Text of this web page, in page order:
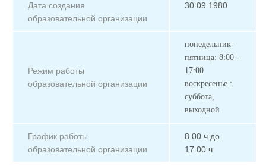
Дата создания
образовательной организации
30.09.1980
Режим работы
образовательной организации
понедельник-
пятница: 8:00 -
17:00
воскресенье :
суббота,
выходной
График работы
образовательной организации
8.00 ч до
17.00 ч